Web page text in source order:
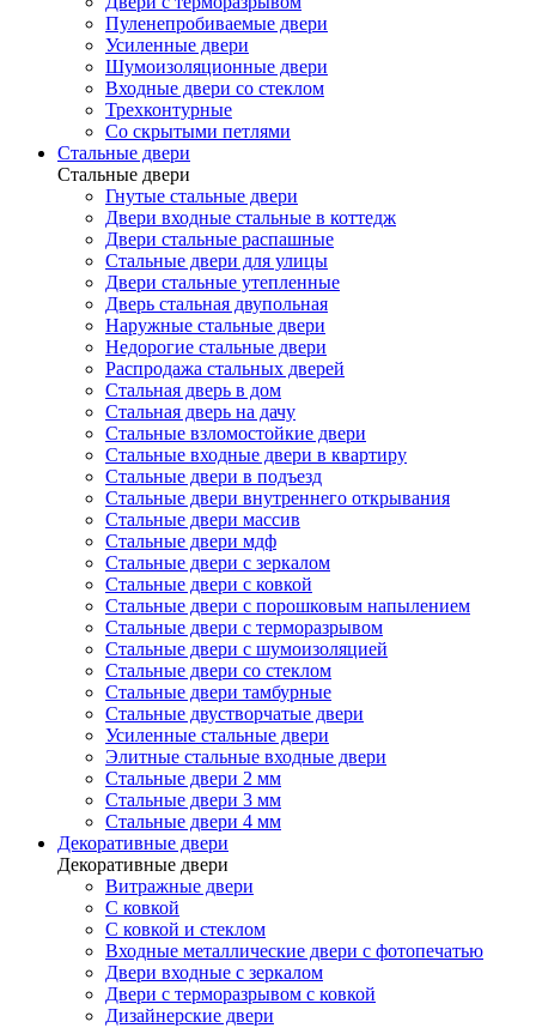
Пуленепробиваемые двери
Усиленные двери
Шумоизоляционные двери
Входные двери со стеклом
Трехконтурные
Со скрытыми петлями
Стальные двери
Стальные двери
Гнутые стальные двери
Двери входные стальные в коттедж
Двери стальные распашные
Стальные двери для улицы
Двери стальные утепленные
Дверь стальная двупольная
Наружные стальные двери
Недорогие стальные двери
Распродажа стальных дверей
Стальная дверь в дом
Стальная дверь на дачу
Стальные взломостойкие двери
Стальные входные двери в квартиру
Стальные двери в подъезд
Стальные двери внутреннего открывания
Стальные двери массив
Стальные двери мдф
Стальные двери с зеркалом
Стальные двери с ковкой
Стальные двери с порошковым напылением
Стальные двери с терморазрывом
Стальные двери с шумоизоляцией
Стальные двери со стеклом
Стальные двери тамбурные
Стальные двустворчатые двери
Усиленные стальные двери
Элитные стальные входные двери
Стальные двери 2 мм
Стальные двери 3 мм
Стальные двери 4 мм
Декоративные двери
Декоративные двери
Витражные двери
С ковкой
С ковкой и стеклом
Входные металлические двери с фотопечатью
Двери входные с зеркалом
Двери с терморазрывом с ковкой
Дизайнерские двери